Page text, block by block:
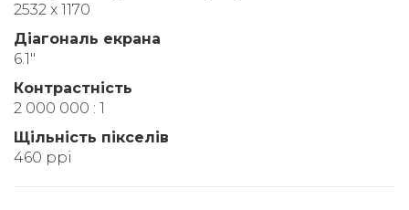
2532 x 1170
Діагональ екрана
6.1"
Контрастність
2 000 000 : 1
Щільність пікселів
460 ppi